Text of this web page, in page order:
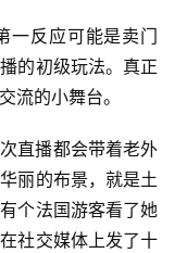
一反应可能是卖门
的初级玩法。真正
流的小舞台。
直播都会带着老外
丽的布景，就是土
个法国游客看了她
社交媒体上发了十